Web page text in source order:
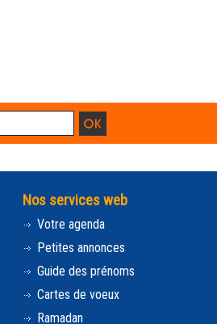
Nos services web
Votre agenda
Petites annonces
Guide des prénoms
Cartes de voeux
Ramadan